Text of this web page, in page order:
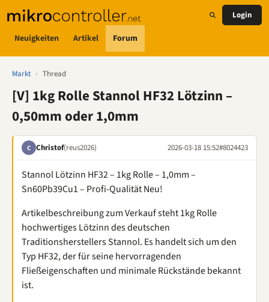
Neuigkeiten Artikel Forum
Login
Markt › Thread
[V] 1kg Rolle Stannol HF32 Lötzinn –
0,50mm oder 1,0mm
C Christof(reus2026) 2026-03-18 15:52#8024423
Stannol Lötzinn HF32 – 1kg Rolle – 1,0mm –
Sn60Pb39Cu1 – Profi-Qualität Neu!
Artikelbeschreibung ​zum Verkauf steht 1kg Rolle
hochwertiges Lötzinn des deutschen
Traditionsherstellers Stannol. Es handelt sich um den
Typ HF32, der für seine hervorragenden
Fließeigenschaften und minimale Rückstände bekannt
ist.